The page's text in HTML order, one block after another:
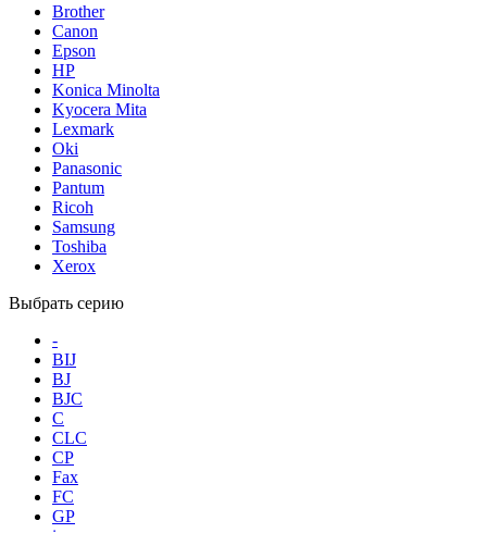
Brother
Canon
Epson
HP
Konica Minolta
Kyocera Mita
Lexmark
Oki
Panasonic
Pantum
Ricoh
Samsung
Toshiba
Xerox
Выбрать серию
-
BIJ
BJ
BJC
C
CLC
CP
Fax
FC
GP